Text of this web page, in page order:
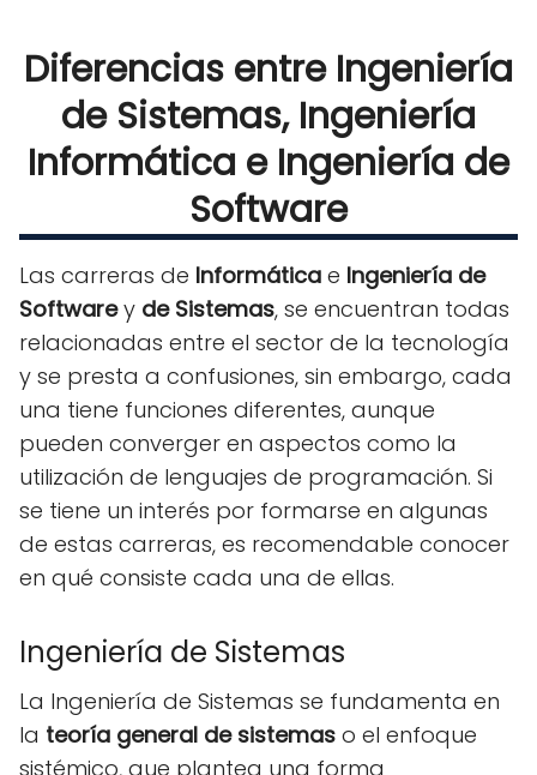
Diferencias entre Ingeniería
de Sistemas, Ingeniería
Informática e Ingeniería de
Software
Las carreras de Informática e Ingeniería de
Softwarey de Sistemas, se encuentran todas
relacionadas entre el sector de la tecnología
y se presta a confusiones, sin embargo, cada
una tiene funciones diferentes, aunque
pueden converger en aspectos como la
utilización de lenguajes de programación. Si
se tiene un interés por formarse en algunas
de estas carreras, es recomendable conocer
en qué consiste cada una de ellas.
Ingeniería de Sistemas
La Ingeniería de Sistemas se fundamenta en
la teoría general de sistemas o el enfoque
sistémico, que plantea una forma